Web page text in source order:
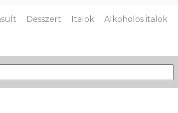
Desszert Italok Alkoholos italok